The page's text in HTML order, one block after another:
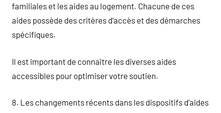
familiales et les aides au logement. Chacune de ces
aides possède des critères d’accès et des démarches
spécifiques.
Il est important de connaître les diverses aides
accessibles pour optimiser votre soutien.
8. Les changements récents dans les dispositifs d’aides